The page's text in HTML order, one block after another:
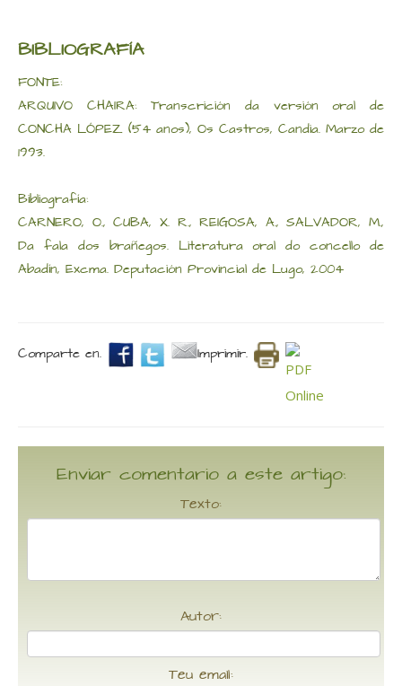
BIBLIOGRAFÍA
FONTE:
ARQUIVO CHAIRA: Transcrición da versión oral de
CONCHA LÓPEZ (54 anos), Os Castros, Candia. Marzo de
1993.
Bibliografía:
CARNERO, O., CUBA, X. R., REIGOSA, A., SALVADOR, M.,
Da fala dos brañegos. Literatura oral do concello de
Abadín, Excma. Deputación Provincial de Lugo, 2004
Comparte en. Imprimir.
Enviar comentario a este artigo:
Texto:
Autor:
Teu email: